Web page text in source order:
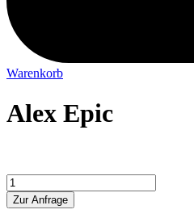
Warenkorb
Alex Epic
Alex
Epic
Menge
Zur Anfrage